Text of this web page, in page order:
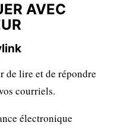
AVEC
de lire et de répondre
courriels.
électronique